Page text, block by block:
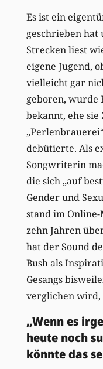
Es ist ein
geschrieben hat
Strecken liest
eigene Jugend,
vielleicht gar
geboren, wurde
bekannt, ehe
debütierte. Als
Songwriterin
die sich „auf
Gender und
stand im
zehn Jahren
hat der Sound
Bush als
Gesangs
verglichen wird,
„Wenn es
heute noch
könnte das